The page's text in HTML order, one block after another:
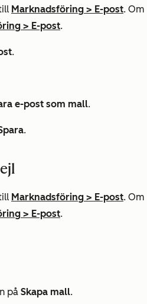
Marknadsföring > E-post. Om
> E-post.
.
e-post som mall.
.
Marknadsföring > E-post. Om
> E-post.
på Skapa mall.